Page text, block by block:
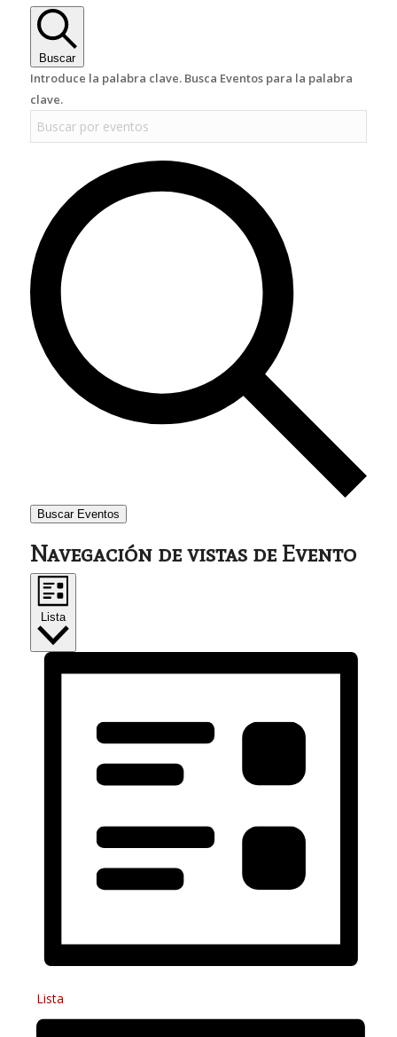
Buscar
Introduce la palabra clave. Busca Eventos para la palabra
clave.
Buscar Eventos
Navegación de vistas de Evento
Lista
Lista